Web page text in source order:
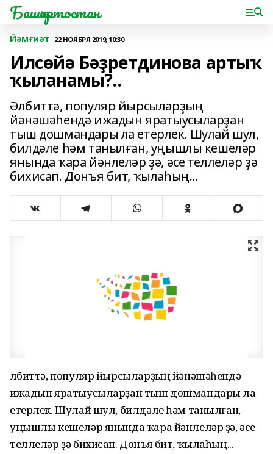
Башҡортостан
Йәмғиәт 22 НОЯБРЯ 2019, 10:30
Илсөйә Бәҙретдинова артыҡ
ҡыланамы?..
Әлбиттә, популяр йырсыларҙың
йәнәшәһендә ижадын яратыусыларҙан
тыш дошмандары ла етерлек. Шулай шул,
билдәле һәм танылған, уңышлы кешеләр
янында ҡара йәнлеләр ҙә, әсе теллеләр ҙә
бихисап. Донъя бит, ҡылаһың...
Әлбиттә, популяр йырсыларҙың йәнәшәһендә
ижадын яратыусыларҙан тыш дошмандары ла
етерлек. Шулай шул, билдәле һәм танылған,
уңышлы кешеләр янында ҡара йәнлеләр ҙә, әсе
теллеләр ҙә бихисап. Донъя бит, ҡылаһың...